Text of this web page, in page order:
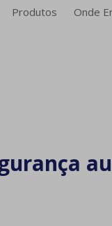
Produtos Onde